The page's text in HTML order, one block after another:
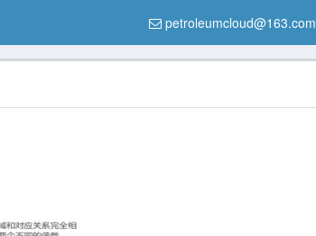
petroleumcloud@163.com